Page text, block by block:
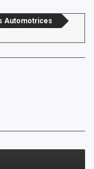
Automotrices